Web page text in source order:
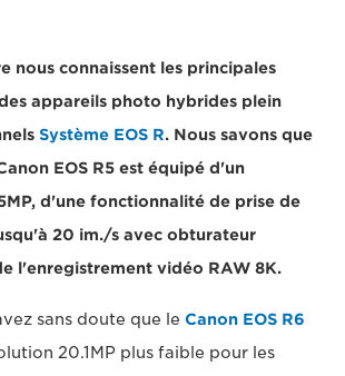
nous connaissent les principales
appareils photo hybrides plein
Système EOS R. Nous savons que
EOS R5 est équipé d'un
d'une fonctionnalité de prise de
20 im./s avec obturateur
l'enregistrement vidéo RAW 8K.
sans doute que le Canon EOS R6
20.1MP plus faible pour les